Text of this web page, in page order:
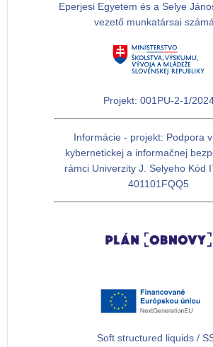
Eperjesi Egyetem és a Selye
vezető munkatársai
Projekt: 001PU-2-1/
Informácie - projekt: Podpora
kybernetickej a informačnej
rámci Univerzity J. Selyeho Kód
401101FQQ5
Soft structured liquids /